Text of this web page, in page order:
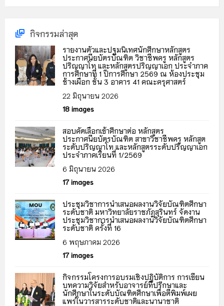
กิจกรรมล่าสุด
รายงานตัวและปฐมนิเทศนักศึกษาหลักสูตร
ประกาศนียบัตรบัณฑิต วิชาชีพครู หลักสูตร
ปริญญาโท และหลักสูตรปริญญาเอก ประจำภาค
การศึกษาที่ 1 ปีการศึกษา 2569 ณ ห้องประชุม
ช้างเผือก ชั้น 3 อาคาร 41 คณะครุศาสตร์
22 มิถุนายน 2026
18 images
สอบคัดเลือกเข้าศึกษาต่อ หลักสูตร
ประกาศนียบัตรบัณฑิต สาขาวิชาชีพครู หลักสูต
ระดับปริญญาโท และหลักสูตรระดับปริญญาเอก
ประจำภาคเรียนที่ 1/2569
6 มิถุนายน 2026
17 images
ประชุมวิชาการนำเสนอผลงานวิจัยบัณฑิตศึกษา
ระดับชาติ มหาวิทยาลัยราชภัฏสุรินทร์ จัดงาน
ประชุมวิชาการนำเสนอผลงานวิจัยบัณฑิตศึกษา
ระดับชาติ ครั้งที่ 16
6 พฤษภาคม 2026
17 images
กิจกรรมโครงการอบรมเชิงปฏิบัติการ การเขียน
บทความวิจัยสำหรับอาจารย์ที่ปรึกษาและ
นักศึกษาในระดับบัณฑิตศึกษาเพื่อตีพิมพ์เผย
แพร่ในวารสารระดับชาติและนานาชาติ